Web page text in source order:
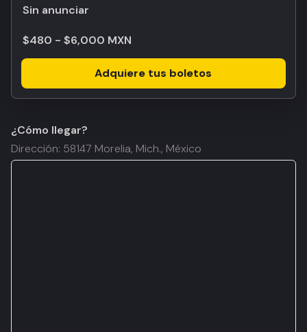
Sin anunciar
$480 - $6,000 MXN
Adquiere tus boletos
¿Cómo llegar?
Dirección: 58147 Morelia, Mich., México